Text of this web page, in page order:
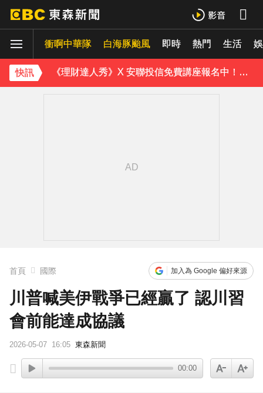
衝啊中華隊 白海豚颱風 即時 熱門 生活
快訊
下載東森App，隨時掌握天下大小事！
《理財達人秀》X 安聯投信免費講座報名中！搶先卡位 2027
首頁 國際 加入為 Google 偏好來源
川普喊美伊戰爭已經贏了 認川習
會前能達成協議
2026-05-07 16:05 東森新聞
00:00